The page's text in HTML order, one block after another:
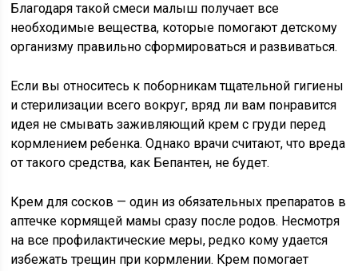
Благодаря такой смеси малыш получает все
необходимые вещества, которые помогают детскому
организму правильно сформироваться и развиваться.
Если вы относитесь к поборникам тщательной гигиены
и стерилизации всего вокруг, вряд ли вам понравится
идея не смывать заживляющий крем с груди перед
кормлением ребенка. Однако врачи считают, что вреда
от такого средства, как Бепантен, не будет.
Крем для сосков — один из обязательных препаратов в
аптечке кормящей мамы сразу после родов. Несмотря
на все профилактические меры, редко кому удается
избежать трещин при кормлении. Крем помогает